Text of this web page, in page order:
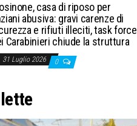
casa di riposo per
abusiva: gravi carenze di
e rifiuti illeciti, task force
Carabinieri chiude la struttura
31 Luglio 2026 0